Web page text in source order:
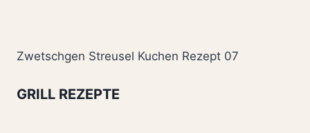
Zwetschgen Streusel Kuchen Rezept 07
GRILL REZEPTE